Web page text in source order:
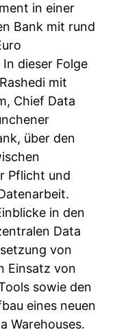
in einer
Bank mit rund
dieser Folge
mit
Chief Data
über den
Pflicht und
in den
Data
von
Einsatz von
sowie den
eines neuen
Warehouses.